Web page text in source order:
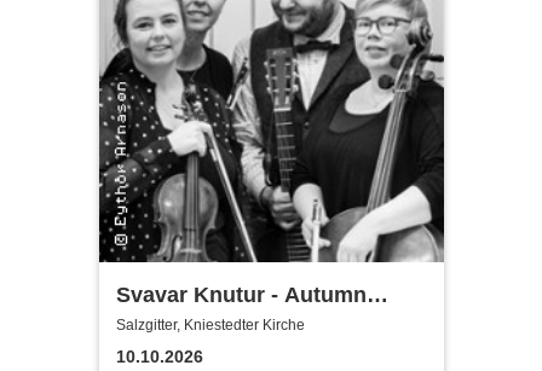
Svavar Knutur - Autumn
String Trio Tour
Salzgitter, Kniestedter Kirche
10.10.2026